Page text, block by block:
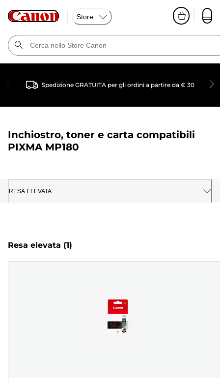
Store
Spedizione GRATUITA per gli ordini a partire da € 30
Inchiostro, toner e carta compatibili
PIXMA MP180
RESA ELEVATA
Resa elevata (1)